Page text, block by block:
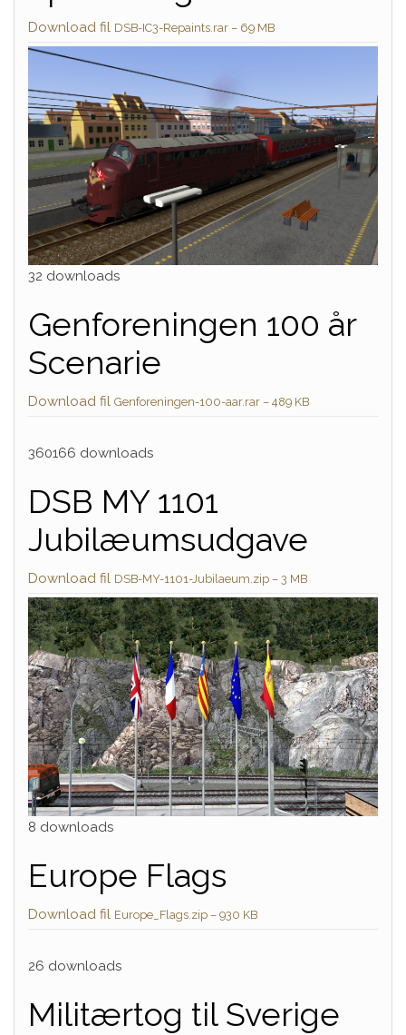
Download fil DSB-IC3-Repaints.rar – 69 MB
32 downloads
Genforeningen 100 år
Scenarie
Download fil Genforeningen-100-aar.rar – 489 KB
360166 downloads
DSB MY 1101
Jubilæumsudgave
Download fil DSB-MY-1101-Jubilaeum.zip – 3 MB
8 downloads
Europe Flags
Download fil Europe_Flags.zip – 930 KB
26 downloads
Militærtog til Sverige